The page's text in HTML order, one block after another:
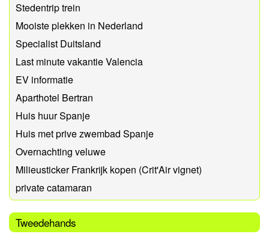
Stedentrip trein
Mooiste plekken in Nederland
Specialist Duitsland
Last minute vakantie Valencia
EV informatie
Aparthotel Bertran
Huis huur Spanje
Huis met prive zwembad Spanje
Overnachting veluwe
Milieusticker Frankrijk kopen (Crit'Air vignet)
private catamaran
Tweedehands